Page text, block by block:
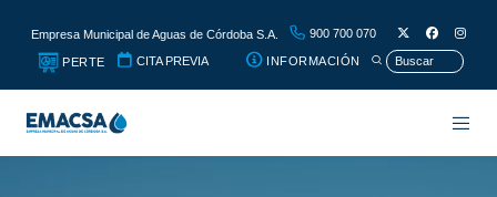
Empresa Municipal de Aguas de Córdoba S.A. 900 700 070
PERTE CITA PREVIA INFORMACIÓN